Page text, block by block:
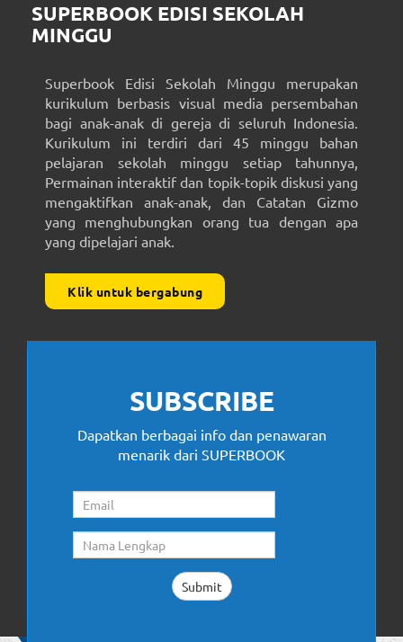
SUPERBOOK EDISI SEKOLAH
MINGGU
Superbook Edisi Sekolah Minggu merupakan
kurikulum berbasis visual media persembahan
bagi anak-anak di gereja di seluruh Indonesia.
Kurikulum ini terdiri dari 45 minggu bahan
pelajaran sekolah minggu setiap tahunnya,
Permainan interaktif dan topik-topik diskusi yang
mengaktifkan anak-anak, dan Catatan Gizmo
yang menghubungkan orang tua dengan apa
yang dipelajari anak.
Klik untuk bergabung
SUBSCRIBE
Dapatkan berbagai info dan penawaran
menarik dari SUPERBOOK